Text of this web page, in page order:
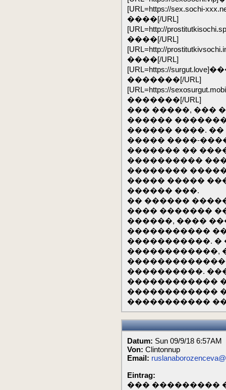
[URL=https://
����[/URL]
[URL=http://
����[/URL]
[URL=http://
����[/URL]
[URL=https://
�������[/URL]
[URL=https://
�������[/URL]
��� �����, ���
������
������ ����.
����� ����-
������� ��
����������
��������
����� �����
������ ���.
�� ������
���� �������
������, ����
�����������
�����������. �
������������,
����������.
������������
������������
�����������
Datum: Sun 09/9/18 6:57AM
Von: Clintonnup
Email:
Eintrag:
��� ���������